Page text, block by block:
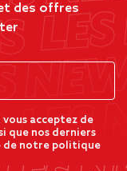
des offres
acceptez de
que nos derniers
de notre politique